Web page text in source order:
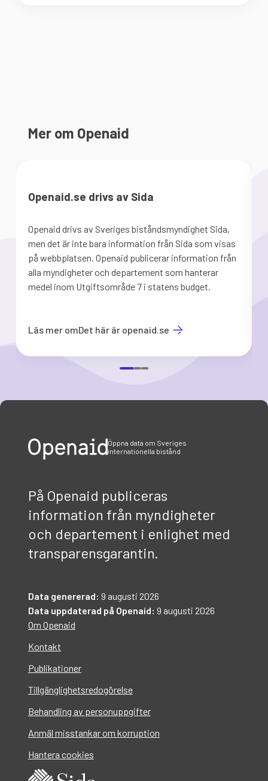
Mer om Openaid
Openaid.se drivs av Sida
Openaid drivs av Sveriges biståndsmyndighet Sida,
men det är inte bara information från Sida som visas
på webbplatsen. Openaid publicerar information från
alla myndigheter och departement som hanterar
medel inom Utgiftsområde 7 i statens budget.
Läs mer omDet här är openaid.se
Öppna data om Sveriges
internationella bistånd
På Openaid publiceras
information från myndigheter
och departement i enlighet med
transparensgarantin.
Data genererad: 9 augusti 2026
Data uppdaterad på Openaid: 9 augusti 2026
Om Openaid
Kontakt
Publikationer
Tillgänglighetsredogörelse
Behandling av personuppgifter
Anmäl misstankar om korruption
Hantera cookies